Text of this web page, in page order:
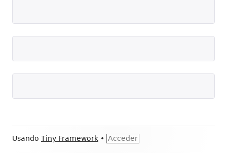
Contenido
Usando Tiny Framework • Acceder